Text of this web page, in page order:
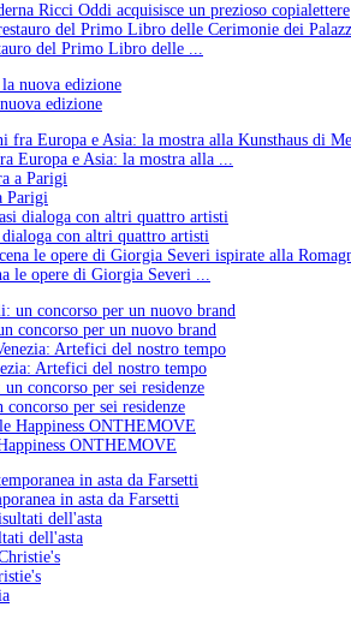
Ricci Oddi acquisisce un prezioso copialettere
del Primo Libro delle ...
edizione
Europa e Asia: la mostra alla ...
Parigi
con altri quattro artisti
le opere di Giorgia Severi ...
concorso per un nuovo brand
Artefici del nostro tempo
per sei residenze
ONTHEMOVE
in asta da Farsetti
dell'asta